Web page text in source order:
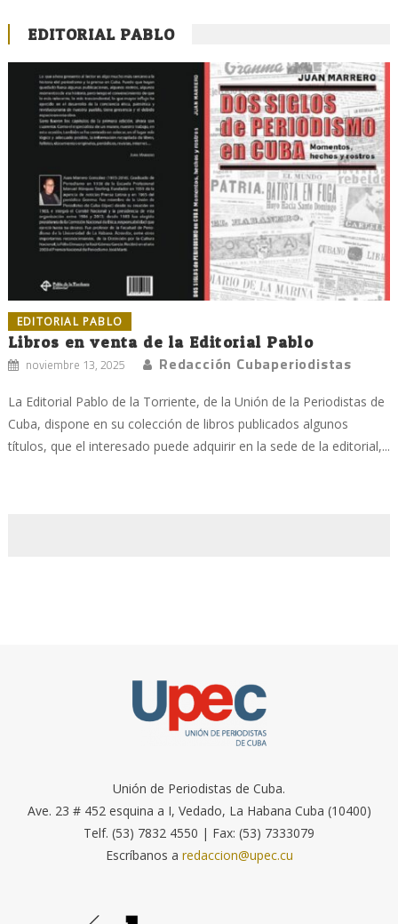
EDITORIAL PABLO
EDITORIAL PABLO
Libros en venta de la Editorial Pablo
noviembre 13, 2025 Redacción Cubaperiodistas
La Editorial Pablo de la Torriente, de la Unión de la Periodistas de
Cuba, dispone en su colección de libros publicados algunos
títulos, que el interesado puede adquirir en la sede de la editorial,...
Unión de Periodistas de Cuba.
Ave. 23 # 452 esquina a I, Vedado, La Habana Cuba (10400)
Telf. (53) 7832 4550 | Fax: (53) 7333079
Escríbanos a redaccion@upec.cu